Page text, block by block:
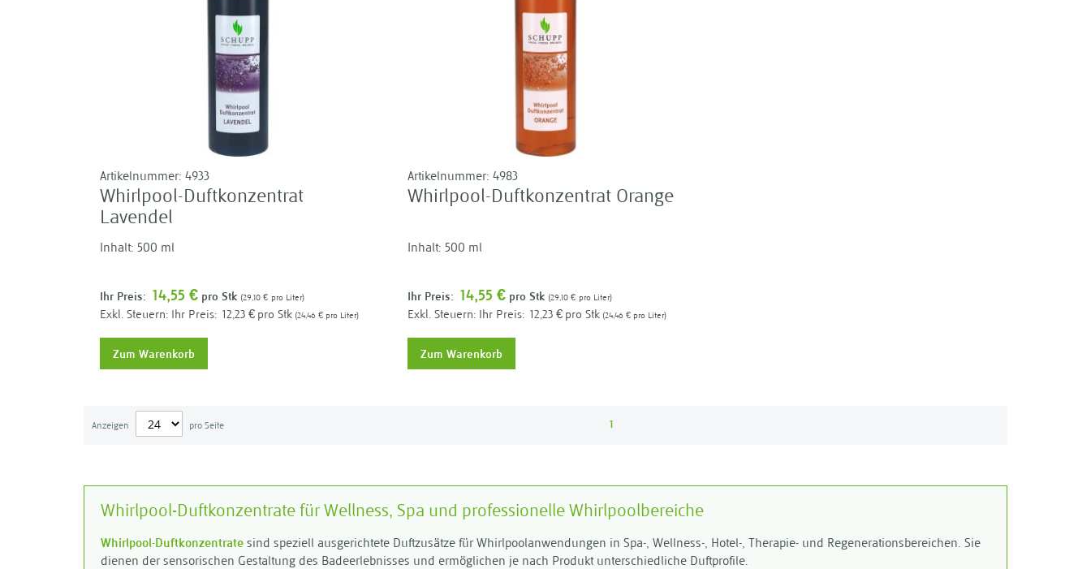
Artikelnummer: 4933
Whirlpool-Duftkonzentrat
Lavendel
Inhalt: 500 ml
Ihr Preis: 14,55 € pro Stk 29,10 € pro Liter
Ihr Preis: 12,23 € pro Stk 24,46 € pro Liter
Zum Warenkorb
Artikelnummer:4983
Whirlpool-Duftkonzentrat Orange
Inhalt: 500 ml
Ihr Preis: 14,55 € pro Stk 29,10 € pro Liter
Ihr Preis: 12,23 € pro Stk 24,46 € pro Liter
Zum Warenkorb
Anzeigen pro Seite 1
Whirlpool-Duftkonzentrate für Wellness, Spa und professionelle Whirlpoolbereiche
Whirlpool-Duftkonzentrate sind speziell ausgerichtete Duftzusätze für Whirlpoolanwendungen in Spa-, Wellness-, Hotel-, Therapie- und Regenerationsbereichen. Sie
dienen der sensorischen Gestaltung des Badeerlebnisses und ermöglichen je nach Produkt unterschiedliche Duftprofile.